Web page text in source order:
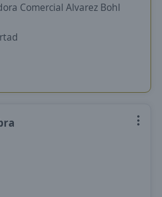
Comercial Alvarez Bohl